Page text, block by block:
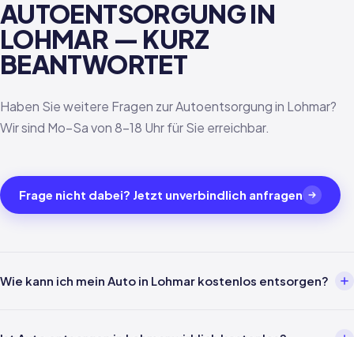
AUTOENTSORGUNG IN
LOHMAR — KURZ
BEANTWORTET
Haben Sie weitere Fragen zur Autoentsorgung in Lohmar?
Wir sind Mo–Sa von 8–18 Uhr für Sie erreichbar.
Frage nicht dabei? Jetzt unverbindlich anfragen
Wie kann ich mein Auto in Lohmar kostenlos entsorgen?